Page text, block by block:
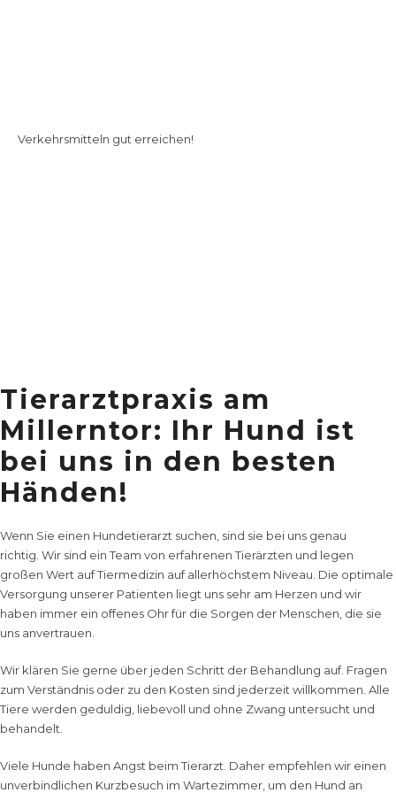
Verkehrsmitteln gut erreichen!
Tierarztpraxis am
Millerntor: Ihr Hund ist
bei uns in den besten
Händen!
Wenn Sie einen Hundetierarzt suchen, sind sie bei uns genau
richtig. Wir sind ein Team von erfahrenen Tierärzten und legen
großen Wert auf Tiermedizin auf allerhöchstem Niveau. Die optimale
Versorgung unserer Patienten liegt uns sehr am Herzen und wir
haben immer ein offenes Ohr für die Sorgen der Menschen, die sie
uns anvertrauen.
Wir klären Sie gerne über jeden Schritt der Behandlung auf. Fragen
zum Verständnis oder zu den Kosten sind jederzeit willkommen. Alle
Tiere werden geduldig, liebevoll und ohne Zwang untersucht und
behandelt.
Viele Hunde haben Angst beim Tierarzt. Daher empfehlen wir einen
unverbindlichen Kurzbesuch im Wartezimmer, um den Hund an